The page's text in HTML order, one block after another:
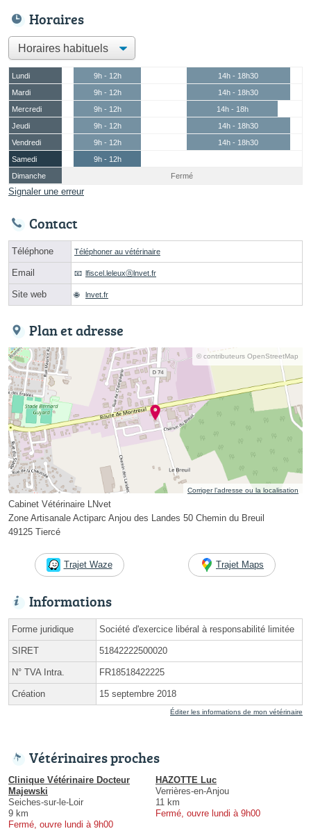
Horaires
Lundi 9h - 12h
14h - 18h30
Mardi
9h - 12h
14h - 18h30
Mercredi
9h - 12h
14h - 18h
Jeudi
9h - 12h
14h - 18h30
Vendredi
9h - 12h
14h - 18h30
Samedi
9h - 12h
Dimanche
Fermé
Signaler une erreur
Contact
Téléphone Téléphoner au vétérinaire
Email lfiscel.leleuxⓐlnvet.fr
Site web lnvet.fr
Plan et adresse
© contributeurs OpenStreetMap
Corriger l’adresse ou la localisation
Cabinet Vétérinaire LNvet
Zone Artisanale Actiparc Anjou des Landes 50 Chemin du Breuil
49125 Tiercé
Trajet Waze Trajet Maps
Informations
Forme juridique Société d'exercice libéral à responsabilité limitée
SIRET 51842222500020
N° TVA Intra. FR18518422225
Création 15 septembre 2018
Éditer les informations de mon vétérinaire
Vétérinaires proches
Clinique Vétérinaire Docteur
Majewski
Seiches-sur-le-Loir
9 km
Fermé, ouvre lundi à 9h00
HAZOTTE Luc
Verrières-en-Anjou
11 km
Fermé, ouvre lundi à 9h00